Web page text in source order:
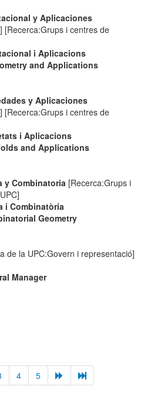
y Aplicaciones
[Recerca:Grups i centres de
i Aplicacions
and Applications
y Aplicaciones
[Recerca:Grups i centres de
i Aplicacions
and Applications
y Combinatoria [Recerca:Grups i
i Combinatòria
Geometry
de la UPC:Govern i representació]
Manager
4 5